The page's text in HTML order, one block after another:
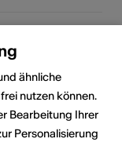
3 Kurse pro
kostenlos.
ähnliche
nutzen können.
Bearbeitung Ihrer
Personalisierung